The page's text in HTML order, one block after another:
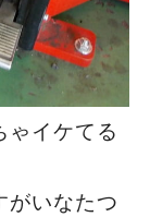
ゃイケてる
がいなたつ